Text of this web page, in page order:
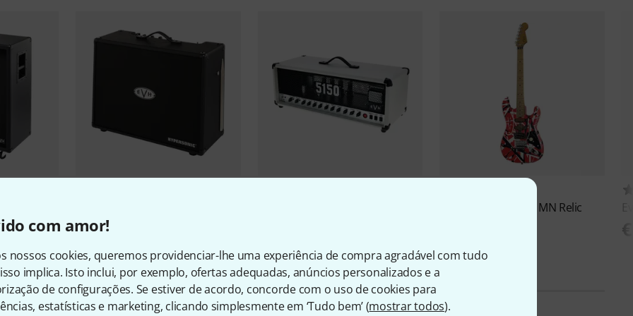
com amor!
nossos cookies, queremos providenciar-lhe uma experiência de compra agradável com tudo
implica. Isto inclui, por exemplo, ofertas adequadas, anúncios personalizados e a
de configurações. Se estiver de acordo, concorde com o uso de cookies para
estatísticas e marketing, clicando simplesmente em ‘Tudo bem’ (mostrar todos).
BK
€ 511
Frankie Striped MN Relic
€ 1.390